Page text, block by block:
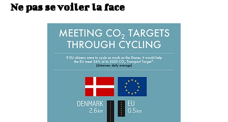
Ne pas se voiler la face